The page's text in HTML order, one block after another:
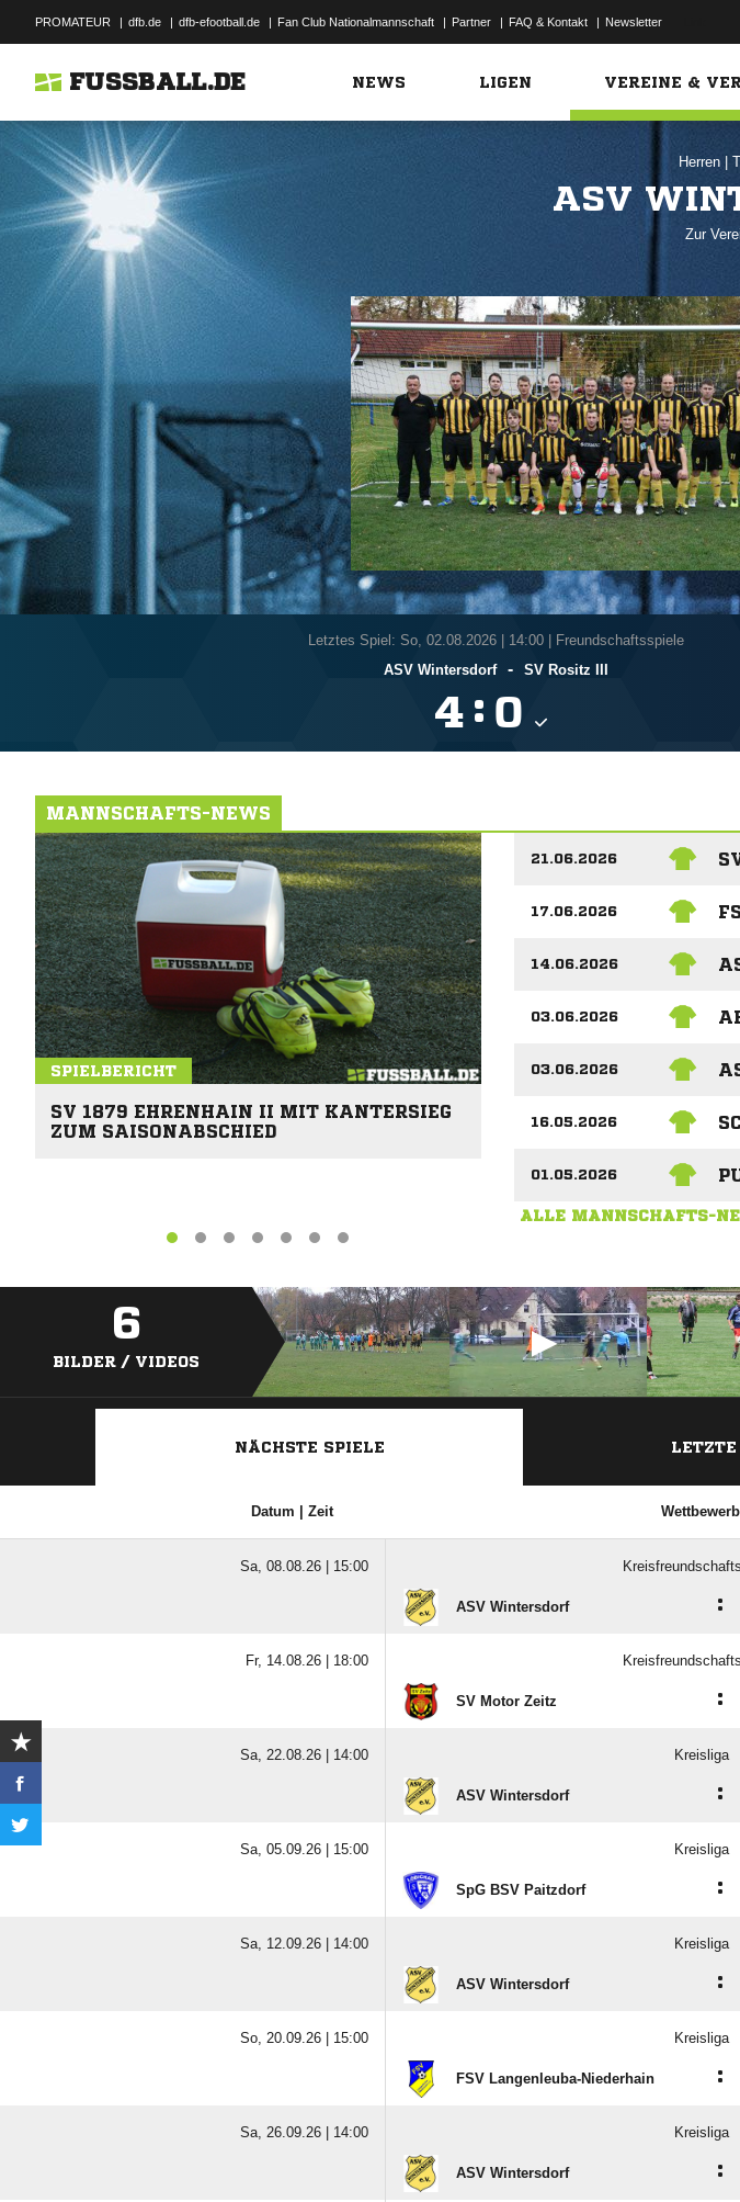
PROMATEUR | dfb.de | dfb-efootball.de | Fan Club Nationalmannschaft | Partner | FAQ & Kontakt | Newsletter
FUSSBALL.DE NEWS LIGEN VEREINE &
Herren
ASV
Zur
Letztes Spiel: So, 02.08.2026| 14:00 | Freundschaftsspiele
ASV Wintersdorf
- SV Rositz III
 : 
MANNSCHAFTS-NEWS
SPIELBERICHT
SV 1879 EHRENHAIN II MIT KANTERSIEG
ZUM SAISONABSCHIED
21.06.2026
17.06.2026
14.06.2026
03.06.2026
03.06.2026
16.05.2026
01.05.2026
ALLE MANNSCHAFTS-
6
BILDER / VIDEOS
NÄCHSTE SPIELE
Datum | Zeit Wettbewerb
Sa, 08.08.26 | 15:00
ASV Wintersdorf :
Fr, 14.08.26 | 18:00
SV Motor Zeitz :
Sa, 22.08.26 | 14:00 Kreisliga
ASV Wintersdorf :
Sa, 05.09.26 | 15:00 Kreisliga
SpG BSV Paitzdorf :
Sa, 12.09.26 | 14:00 Kreisliga
ASV Wintersdorf :
So, 20.09.26 | 15:00 Kreisliga
FSV Langenleuba-Niederhain :
Sa, 26.09.26 | 14:00 Kreisliga
ASV Wintersdorf :